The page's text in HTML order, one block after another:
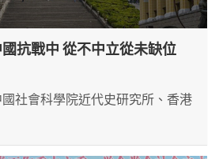
抗戰中 從不中立從未缺位
會科學院近代史研究所、香港